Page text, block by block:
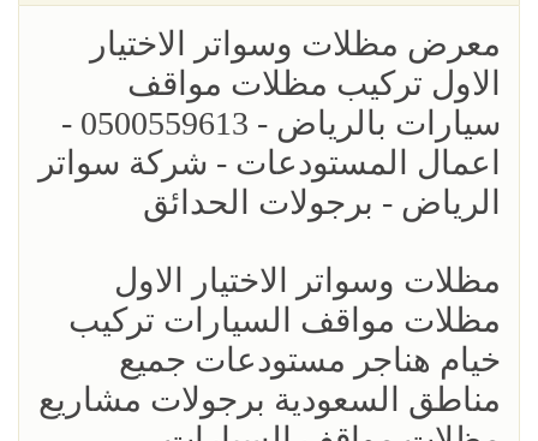
معرض مظلات وسواتر الاختيار
الاول تركيب مظلات مواقف
سيارات بالرياض - 0500559613 -
اعمال المستودعات - شركة سواتر
الرياض - برجولات الحدائق
مظلات وسواتر الاختيار الاول
مظلات مواقف السيارات تركيب
خيام هناجر مستودعات جميع
مناطق السعودية برجولات مشاريع